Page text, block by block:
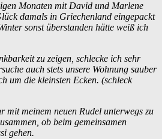
Monaten mit David und Marlene
damals in Griechenland eingepackt
sonst überstanden hätte weiß ich
zu zeigen, schlecke ich sehr
auch stets unsere Wohnung sauber
um die kleinsten Ecken. (schleck
mit meinem neuen Rudel unterwegs zu
ob beim gemeinsamen
gehen.